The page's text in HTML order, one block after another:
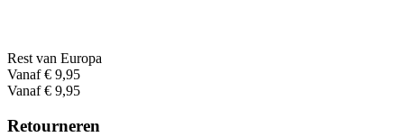
Rest van Europa
Vanaf € 9,95
Vanaf € 9,95
Retourneren